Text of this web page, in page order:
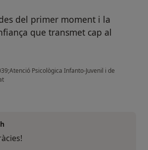
del primer moment i la
que transmet cap al
Psicològica Infanto-Juvenil i de
paciente